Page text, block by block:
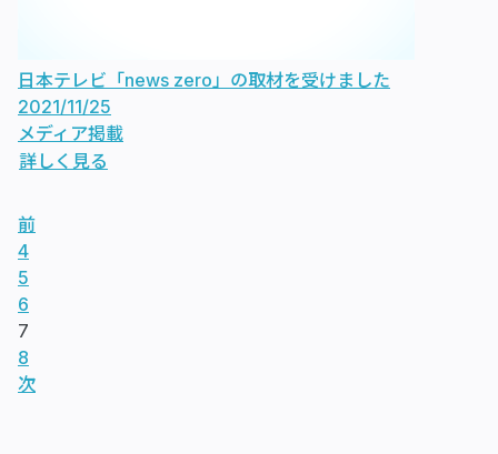
日本テレビ「news zero」の取材を受けました
2021/11/25
メディア掲載
詳しく見る
前
4
5
6
7
8
次